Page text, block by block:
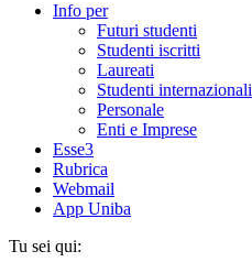
Info per
Futuri studenti
Studenti iscritti
Laureati
Studenti internazionali
Personale
Enti e Imprese
Esse3
Rubrica
Webmail
App Uniba
Tu sei qui: